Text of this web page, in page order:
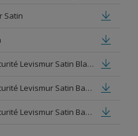
Satin
Fiche de données de sécurité Levismur Satin Blanc
Fiche de données de sécurité Levismur Satin Base white
Fiche de données de sécurité Levismur Satin Base medium